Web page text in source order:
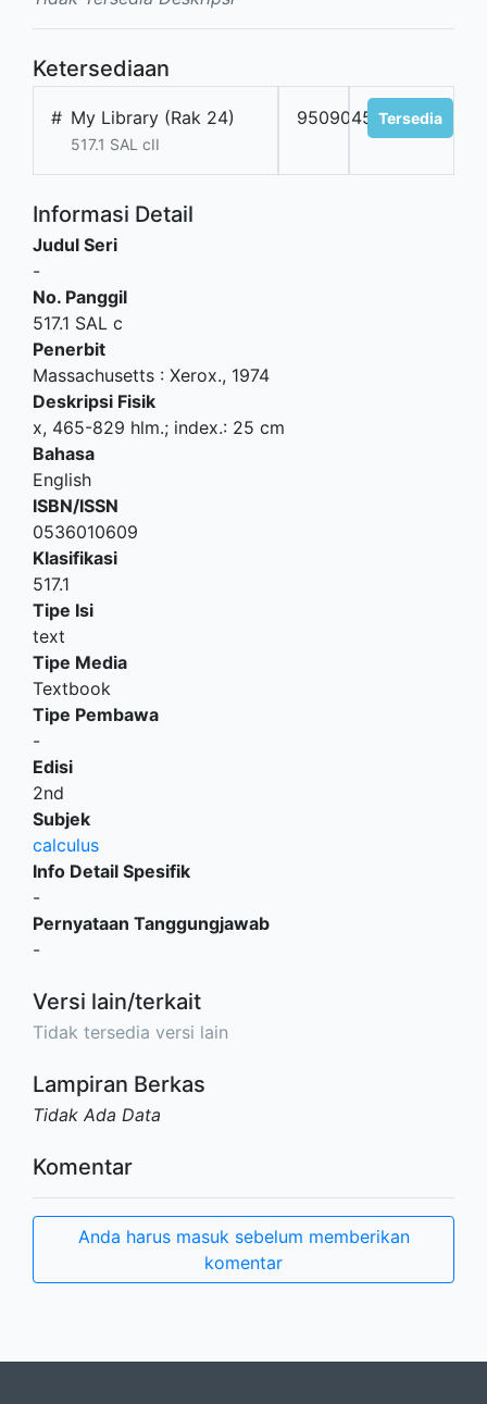
Ketersediaan
# My Library (Rak 24)
517.1 SAL cII
9509045201Tersedia
Informasi Detail
Judul Seri
-
No. Panggil
517.1 SAL c
Penerbit
Massachusetts : Xerox., 1974
Deskripsi Fisik
x, 465-829 hlm.; index.: 25 cm
Bahasa
English
ISBN/ISSN
0536010609
Klasifikasi
517.1
Tipe Isi
text
Tipe Media
Textbook
Tipe Pembawa
-
Edisi
2nd
Subjek
calculus
Info Detail Spesifik
-
Pernyataan Tanggungjawab
-
Versi lain/terkait
Tidak tersedia versi lain
Lampiran Berkas
Tidak Ada Data
Komentar
Anda harus masuk sebelum memberikan
komentar